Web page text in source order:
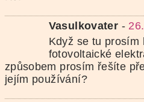
Vasulkovater -
Když se tu prosím
fotovoltaické
způsobem prosím řešíte
jejím používání?